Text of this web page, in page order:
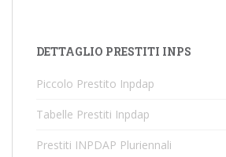
DETTAGLIO PRESTITI INPS
Piccolo Prestito Inpdap
Tabelle Prestiti Inpdap
Prestiti INPDAP Pluriennali